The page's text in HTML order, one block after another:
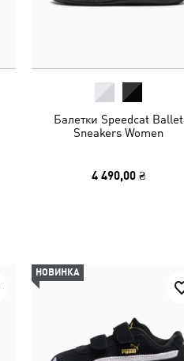
Балетки Speedcat Ballet
Sneakers Women
4 490,00 ₴
НОВИНКА